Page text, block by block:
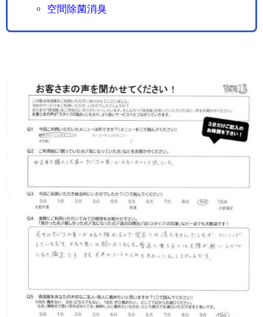
空間除菌消臭